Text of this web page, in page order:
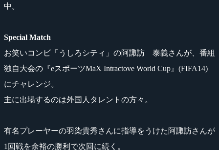
中。
Special Match
お笑いコンビ「うしろシティ」の阿諏訪 泰義さんが、番組
独自大会の『eスポーツMaX Intractove World Cup』(FIFA14)
にチャレンジ。
主に出場するのは外国人タレントの方々。
有名プレーヤーの羽染貴秀さんに指導をうけた阿諏訪さんが
1回戦を余裕の勝利で次回に続く。